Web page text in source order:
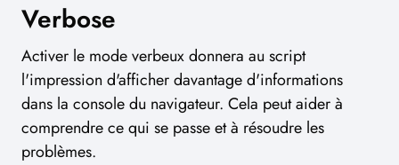
Verbose
Activer le mode verbeux donnera au script
l'impression d'afficher davantage d'informations
dans la console du navigateur. Cela peut aider à
comprendre ce qui se passe et à résoudre les
problèmes.